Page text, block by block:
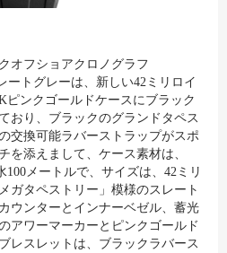
オフショアクロノグラフ
ートグレーは、新しい42ミリロイ
ピンクゴールドケースにブラック
おり、ブラックのグランドタペス
交換可能ラバーストラップがスポ
を添えまして、ケース素材は、
メートルで、サイズは、42ミリ
ガタペストリー」模様のスレート
ウンターとインナーベゼル、蓄光
アワーマーカーとピンクゴールド
レスレットは、ブラックラバース